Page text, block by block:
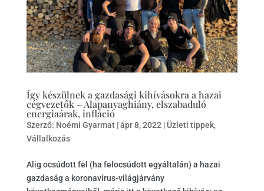
Így készülnek a gazdasági kihívásokra a hazai
cégvezetők – Alapanyaghiány, elszabaduló
energiaárak, infláció
Szerző: Noémi Gyarmat|ápr 8, 2022 | Üzleti tippek,
Vállalkozás
Alig ocsúdott fel (ha felocsúdott egyáltalán) a hazai
gazdaság a koronavírus-világjárvány